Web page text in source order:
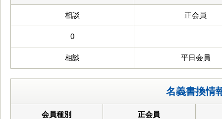
相談 正会員
0
相談 平日会員
名義書換情
会員種別 正会員